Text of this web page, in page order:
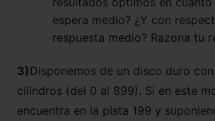
espera medio? ¿Y con
respuesta medio? Razona tu
3)Disponemos de un disco duro
cilindros (del 0 al 899). Si en este
encuentra en la pista 199 y